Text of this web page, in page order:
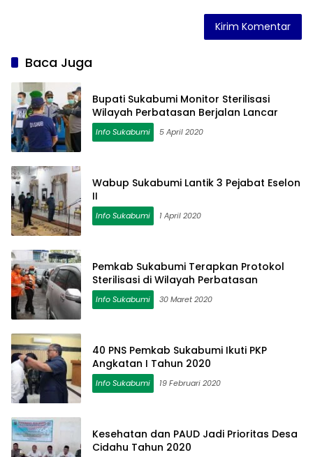
Baca Juga
Bupati Sukabumi Monitor Sterilisasi
Wilayah Perbatasan Berjalan Lancar
Info Sukabumi 5 April 2020
Wabup Sukabumi Lantik 3 Pejabat Eselon
II
Info Sukabumi 1 April 2020
Pemkab Sukabumi Terapkan Protokol
Sterilisasi di Wilayah Perbatasan
Info Sukabumi 30 Maret 2020
40 PNS Pemkab Sukabumi Ikuti PKP
Angkatan I Tahun 2020
Info Sukabumi 19 Februari 2020
Kesehatan dan PAUD Jadi Prioritas Desa
Cidahu Tahun 2020